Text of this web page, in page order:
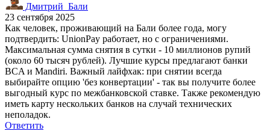
Дмитрий_Бали
23 сентября 2025
Как человек, проживающий на Бали более года, могу
подтвердить: UnionPay работает, но с ограничениями.
Максимальная сумма снятия в сутки - 10 миллионов рупий
(около 60 тысяч рублей). Лучшие курсы предлагают банки
BCA и Mandiri. Важный лайфхак: при снятии всегда
выбирайте опцию 'без конвертации' - так вы получите более
выгодный курс по межбанковской ставке. Также рекомендую
иметь карту нескольких банков на случай технических
неполадок.
Ответить